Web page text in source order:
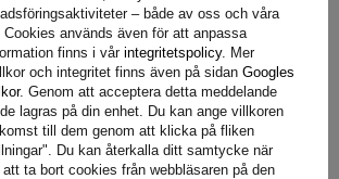
unitrailer@unitrailer.se
– både av oss och våra
Cookies används även för att anpassa
finns i vår integritetspolicy. Mer
och integritet finns även på sidan Googles
. Genom att acceptera detta meddelande
lagras på din enhet. Du kan ange villkoren
till dem genom att klicka på fliken
Du kan återkalla ditt samtycke när
ta bort cookies från webbläsaren på den